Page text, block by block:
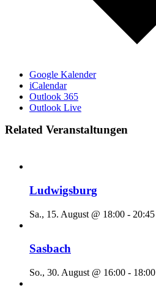
Google Kalender
iCalendar
Outlook 365
Outlook Live
Related Veranstaltungen
Ludwigsburg
Sa., 15. August @ 18:00 - 20:45
Sasbach
So., 30. August @ 16:00 - 18:00